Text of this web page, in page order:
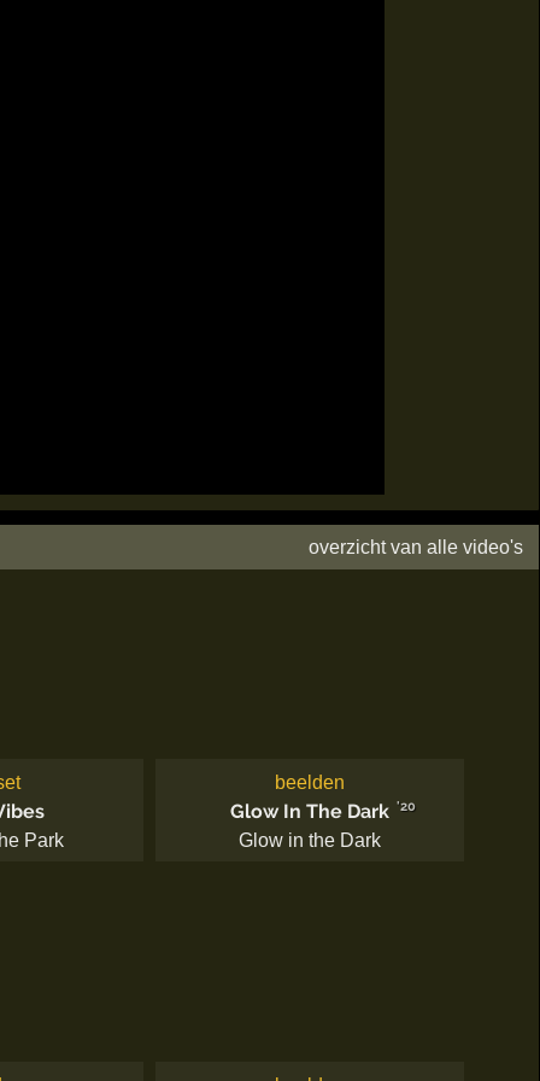
overzicht van alle video's
Park
beelden
Glow In The Dark '20
Glow in the Dark